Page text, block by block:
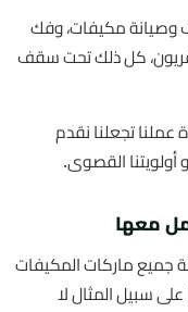
وصيانة مكيفات، وفك
كل ذلك تحت سقف
عملنا تجعلنا نقدم
القصوى.
معها
جميع ماركات المكيفات
سبيل المثال لا